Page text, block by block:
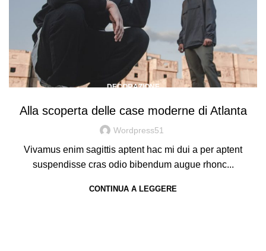
DECORAZIONE
Alla scoperta delle case moderne di Atlanta
Wordpress51
Vivamus enim sagittis aptent hac mi dui a per aptent
suspendisse cras odio bibendum augue rhonc...
CONTINUA A LEGGERE